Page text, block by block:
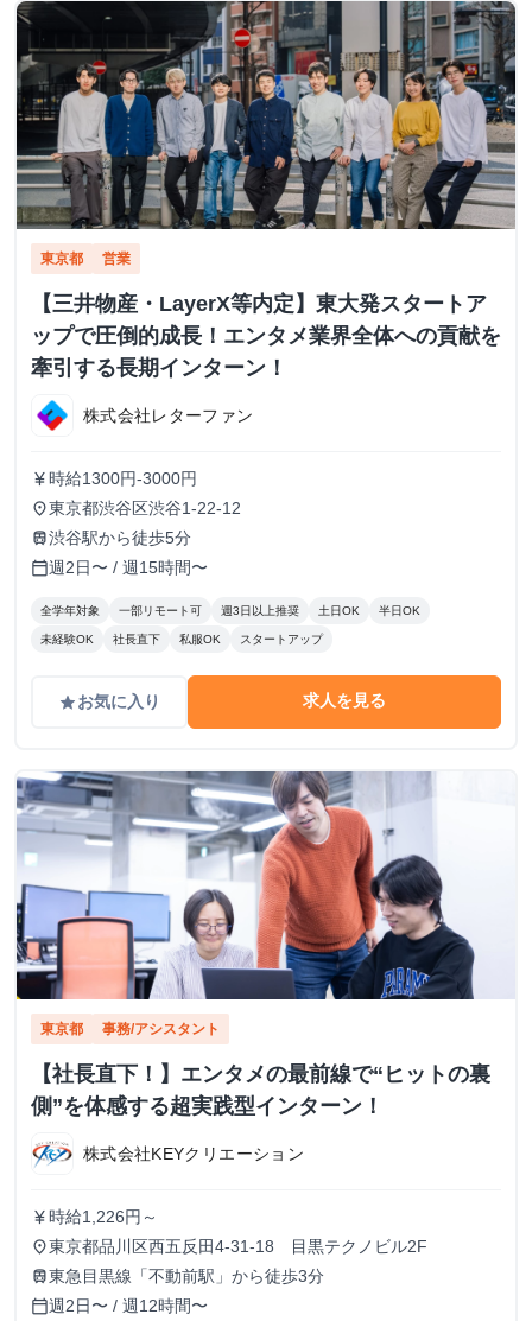
東京都 営業
【三井物産・LayerX等内定】東大発スタートア
ップで圧倒的成長！エンタメ業界全体への貢献を
牽引する長期インターン！
株式会社レターファン
currency_yen 時給1300円-3000円
place東京都渋谷区渋谷1-22-12
train渋谷駅から徒歩5分
calendar_today週2日〜 / 週15時間〜
全学年対象 一部リモート可 週3日以上推奨 土日OK 半日OK
未経験OK 社長直下 私服OK スタートアップ
gradeお気に入り 求人を見る
東京都 事務/アシスタント
【社長直下！】エンタメの最前線で“ヒットの裏
側”を体感する超実践型インターン！
株式会社KEYクリエーション
currency_yen 時給1,226円～
place東京都品川区西五反田4-31-18 目黒テクノビル2F
train東急目黒線「不動前駅」から徒歩3分
calendar_today週2日〜 / 週12時間〜